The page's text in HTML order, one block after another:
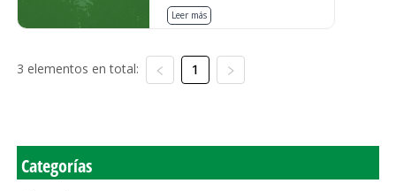
Leer más
3 elementos en total: 1
Categorías